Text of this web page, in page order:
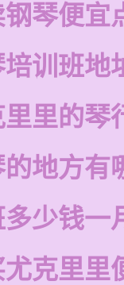
琴便宜
训班地
里的琴
地方有
少钱一
克里里